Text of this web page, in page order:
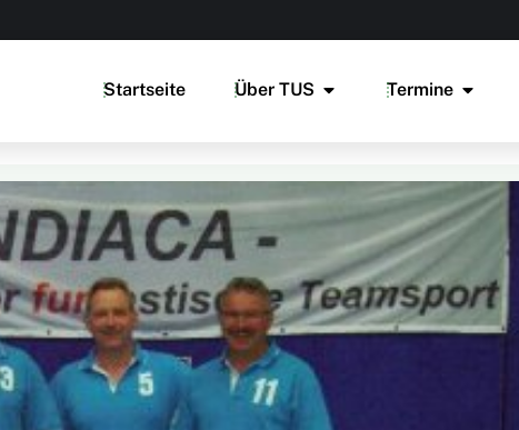
Startseite Über TUS Termine